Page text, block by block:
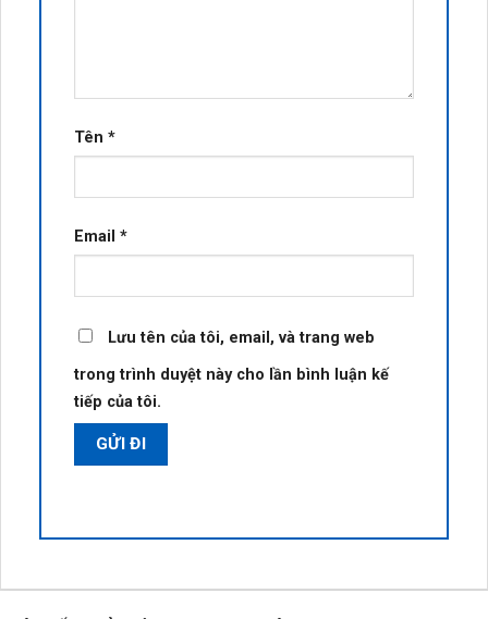
Tên *
Email *
Lưu tên của tôi, email, và trang web
trong trình duyệt này cho lần bình luận kế
tiếp của tôi.